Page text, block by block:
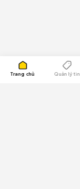
Trang chủ Quản lý tin